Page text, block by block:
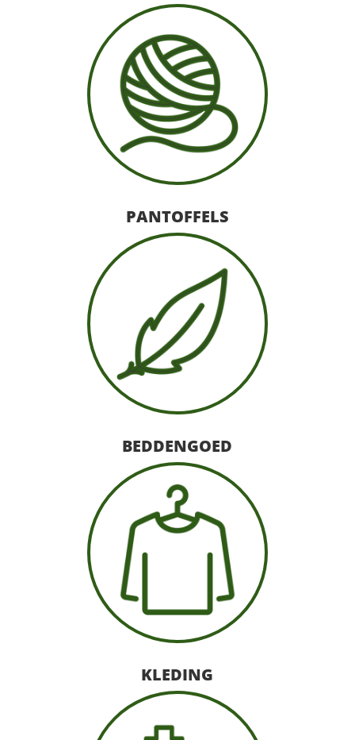
PANTOFFELS
BEDDENGOED
KLEDING